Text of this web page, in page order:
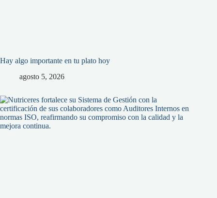
Hay algo importante en tu plato hoy
agosto 5, 2026